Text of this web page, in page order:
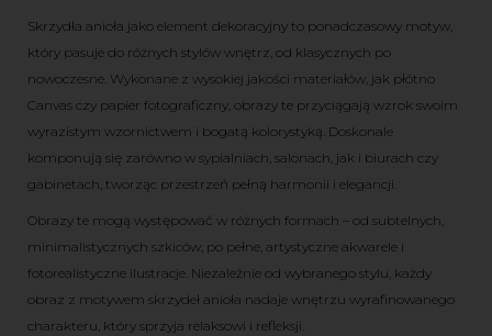
Skrzydła anioła jako element dekoracyjny to ponadczasowy motyw,
który pasuje do różnych stylów wnętrz, od klasycznych po
nowoczesne. Wykonane z wysokiej jakości materiałów, jak płótno
Canvas czy papier fotograficzny, obrazy te przyciągają wzrok swoim
wyrazistym wzornictwem i bogatą kolorystyką. Doskonale
komponują się zarówno w sypialniach, salonach, jak i biurach czy
gabinetach, tworząc przestrzeń pełną harmonii i elegancji.
Obrazy te mogą występować w różnych formach – od subtelnych,
minimalistycznych szkiców, po pełne, artystyczne akwarele i
fotorealistyczne ilustracje. Niezależnie od wybranego stylu, każdy
obraz z motywem skrzydeł anioła nadaje wnętrzu wyrafinowanego
charakteru, który sprzyja relaksowi i refleksji.